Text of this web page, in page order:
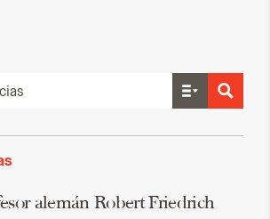
alemán Robert Friedrich